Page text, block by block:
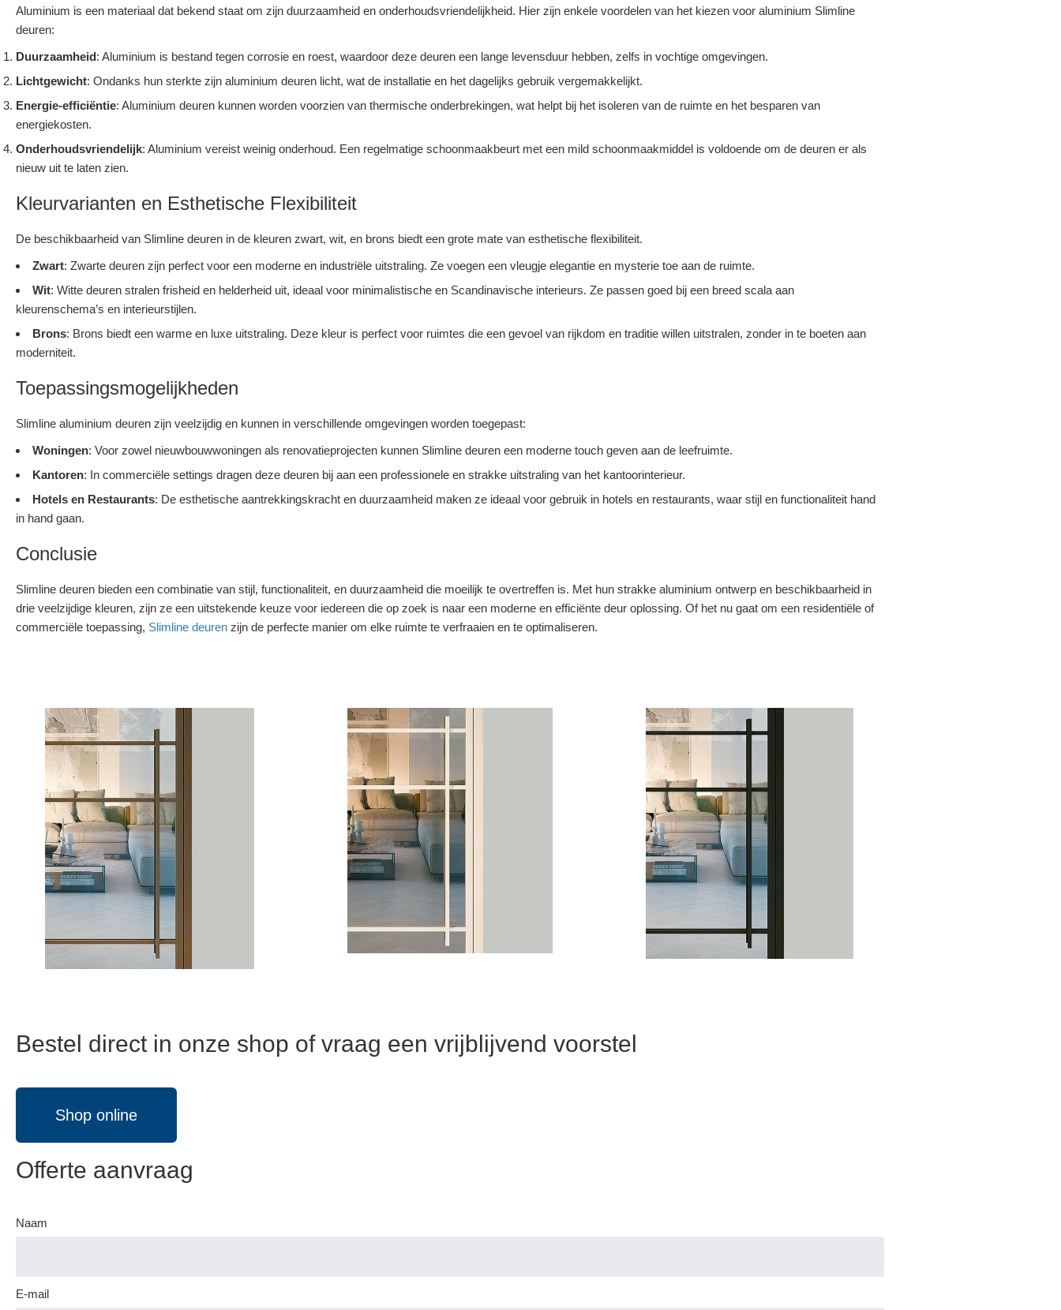
Aluminium is een materiaal dat bekend staat om zijn duurzaamheid en onderhoudsvriendelijkheid. Hier zijn enkele voordelen van het kiezen voor aluminium Slimline
deuren:
Duurzaamheid: Aluminium is bestand tegen corrosie en roest, waardoor deze deuren een lange levensduur hebben, zelfs in vochtige omgevingen.
Lichtgewicht: Ondanks hun sterkte zijn aluminium deuren licht, wat de installatie en het dagelijks gebruik vergemakkelijkt.
Energie-efficiëntie: Aluminium deuren kunnen worden voorzien van thermische onderbrekingen, wat helpt bij het isoleren van de ruimte en het besparen van
energiekosten.
Onderhoudsvriendelijk: Aluminium vereist weinig onderhoud. Een regelmatige schoonmaakbeurt met een mild schoonmaakmiddel is voldoende om de deuren er als
nieuw uit te laten zien.
Kleurvarianten en Esthetische Flexibiliteit
De beschikbaarheid van Slimline deuren in de kleuren zwart, wit, en brons biedt een grote mate van esthetische flexibiliteit.
Zwart: Zwarte deuren zijn perfect voor een moderne en industriële uitstraling. Ze voegen een vleugje elegantie en mysterie toe aan de ruimte.
Wit: Witte deuren stralen frisheid en helderheid uit, ideaal voor minimalistische en Scandinavische interieurs. Ze passen goed bij een breed scala aan
kleurenschema’s en interieurstijlen.
Brons: Brons biedt een warme en luxe uitstraling. Deze kleur is perfect voor ruimtes die een gevoel van rijkdom en traditie willen uitstralen, zonder in te boeten aan
moderniteit.
Toepassingsmogelijkheden
Slimline aluminium deuren zijn veelzijdig en kunnen in verschillende omgevingen worden toegepast:
Woningen: Voor zowel nieuwbouwwoningen als renovatieprojecten kunnen Slimline deuren een moderne touch geven aan de leefruimte.
Kantoren: In commerciële settings dragen deze deuren bij aan een professionele en strakke uitstraling van het kantoorinterieur.
Hotels en Restaurants: De esthetische aantrekkingskracht en duurzaamheid maken ze ideaal voor gebruik in hotels en restaurants, waar stijl en functionaliteit hand
in hand gaan.
Conclusie
Slimline deuren bieden een combinatie van stijl, functionaliteit, en duurzaamheid die moeilijk te overtreffen is. Met hun strakke aluminium ontwerp en beschikbaarheid in
drie veelzijdige kleuren, zijn ze een uitstekende keuze voor iedereen die op zoek is naar een moderne en efficiënte deur oplossing. Of het nu gaat om een residentiële of
commerciële toepassing, Slimline deuren zijn de perfecte manier om elke ruimte te verfraaien en te optimaliseren.
Bestel direct in onze shop of vraag een vrijblijvend voorstel
Shop online
Offerte aanvraag
Naam
E-mail